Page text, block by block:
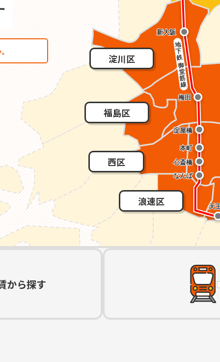
淀川区
福島区
西区
浪速区
から探す